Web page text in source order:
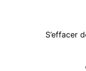
S’effacer